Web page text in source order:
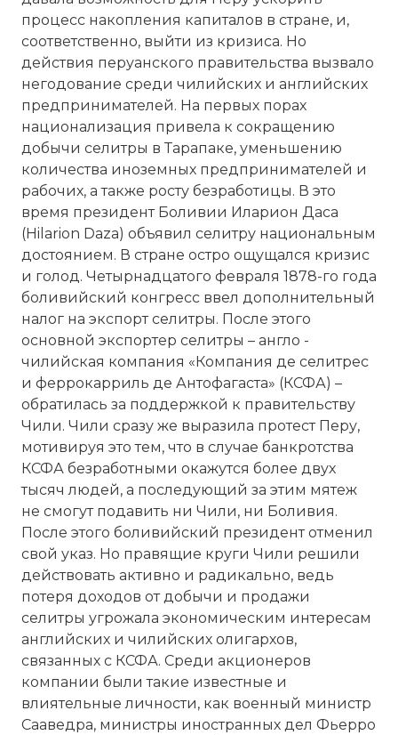
процесс накопления капиталов в стране, и,
соответственно, выйти из кризиса. Но
действия перуанского правительства вызвало
негодование среди чилийских и английских
предпринимателей. На первых порах
национализация привела к сокращению
добычи селитры в Тарапаке, уменьшению
количества иноземных предпринимателей и
рабочих, а также росту безработицы. В это
время президент Боливии Иларион Даса
(Hilarion Daza) объявил селитру национальным
достоянием. В стране остро ощущался кризис
и голод. Четырнадцатого февраля 1878-го года
боливийский конгресс ввел дополнительный
налог на экспорт селитры. После этого
основной экспортер селитры – англо -
чилийская компания «Компания де селитрес
и феррокарриль де Антофагаста» (КСФА) –
обратилась за поддержкой к правительству
Чили. Чили сразу же выразила протест Перу,
мотивируя это тем, что в случае банкротства
КСФА безработными окажутся более двух
тысяч людей, а последующий за этим мятеж
не смогут подавить ни Чили, ни Боливия.
После этого боливийский президент отменил
свой указ. Но правящие круги Чили решили
действовать активно и радикально, ведь
потеря доходов от добычи и продажи
селитры угрожала экономическим интересам
английских и чилийских олигархов,
связанных с КСФА. Среди акционеров
компании были такие известные и
влиятельные личности, как военный министр
Сааведра, министры иностранных дел Фьерро